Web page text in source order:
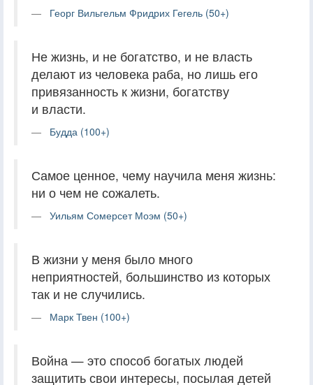
Георг Вильгельм Фридрих Гегель (50+)
Не жизнь, и не богатство, и не власть
делают из человека раба, но лишь его
привязанность к жизни, богатству
и власти.
Будда (100+)
Самое ценное, чему научила меня жизнь:
ни о чем не сожалеть.
Уильям Сомерсет Моэм (50+)
В жизни у меня было много
неприятностей, большинство из которых
так и не случились.
Марк Твен (100+)
Война — это способ богатых людей
защитить свои интересы, посылая детей